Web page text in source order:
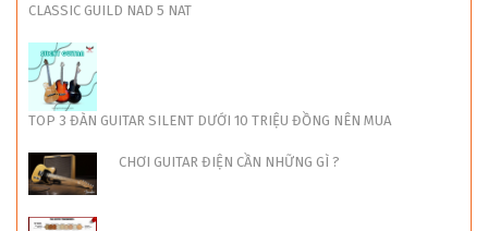
CLASSIC GUILD NAD 5 NAT
TOP 3 ĐÀN GUITAR SILENT DƯỚI 10 TRIỆU ĐỒNG NÊN MUA
CHƠI GUITAR ĐIỆN CẦN NHỮNG GÌ ?